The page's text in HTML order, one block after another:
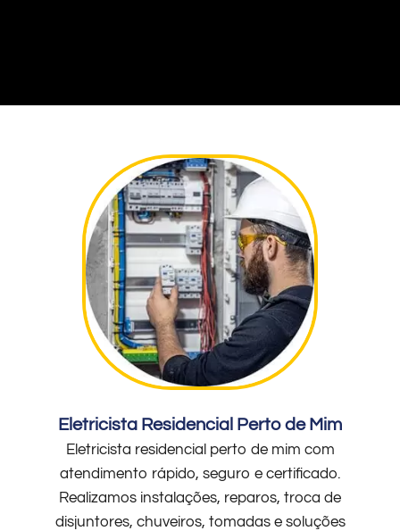
Eletricista Residencial Perto de Mim
Eletricista residencial perto de mim com
atendimento rápido, seguro e certificado.
Realizamos instalações, reparos, troca de
disjuntores, chuveiros, tomadas e soluções